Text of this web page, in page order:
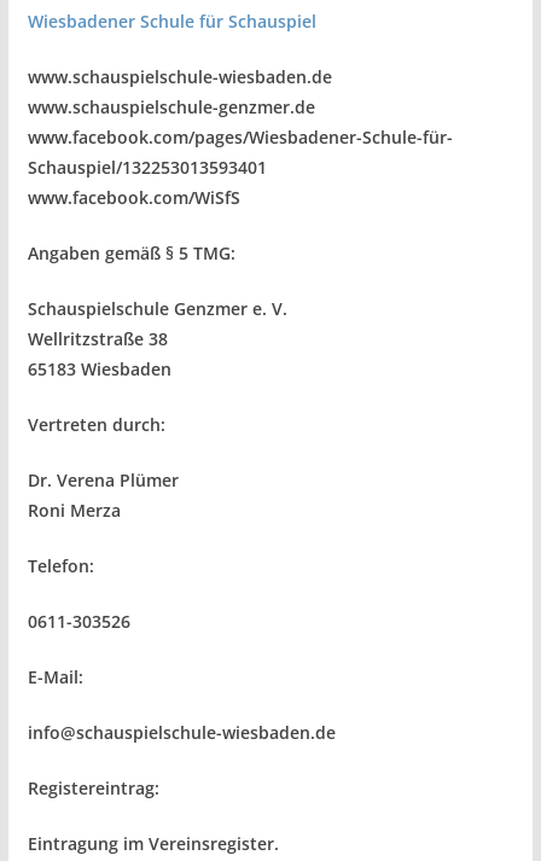
Wiesbadener Schule für Schauspiel
www.schauspielschule-wiesbaden.de
www.schauspielschule-genzmer.de
www.facebook.com/pages/Wiesbadener-Schule-für-
Schauspiel/132253013593401
www.facebook.com/WiSfS
Angaben gemäß § 5 TMG:
Schauspielschule Genzmer e. V.
Wellritzstraße 38
65183 Wiesbaden
Vertreten durch:
Dr. Verena Plümer
Roni Merza
Telefon:
0611-303526
E-Mail:
info@schauspielschule-wiesbaden.de
Registereintrag:
Eintragung im Vereinsregister.